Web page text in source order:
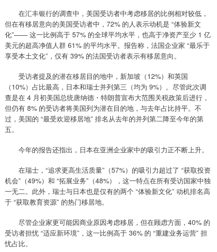
在汇丰银行的调查中，美国受访者中考虑移居的比例相对较低，
但在有移居意向的美国受访者中，72% 的人表示动机是 “体验新文
化”—— 这一比例高于 57% 的全球平均水平，也高于净资产至少 1 亿
美元的超高净值人群 61% 的平均水平。报告称，法国企业家 “最乐于
享受本土文化”，仅有 39% 的法国受访者表示有移居意向。
受访者提及的潜在移居目的地中，新加坡（12%）和英国
（10%）占比最高，日本和瑞士并列第三（均为 9%）。尽管此次调
查是在 4 月初美国总统唐纳德・特朗普宣布大范围关税政策后进行，
但仍有 8% 的受访者将美国列为潜在目的地，与去年占比持平。不
过，美国的 “最受欢迎移居地” 排名从去年的并列第二降至今年的第
五。
今年的报告还指出，日本在亚洲企业家中的吸引力正不断上升。
在瑞士，“追求更高生活质量”（57%）的吸引力超过了 “获取投资
机会”（49%）和 “拓展业务”（48%），这一特点在所有受访国家中独
一无二。此外，瑞士与日本也是仅有的两个 “体验新文化” 动机排名高
于 “获取教育资源” 的热门移居地。
尽管企业家更可能因商业原因考虑移居，但在顾虑方面，40% 的
受访者担忧 “适应新环境”，这一比例高于 36% 的 “重建业务运营” 担
忧占比。